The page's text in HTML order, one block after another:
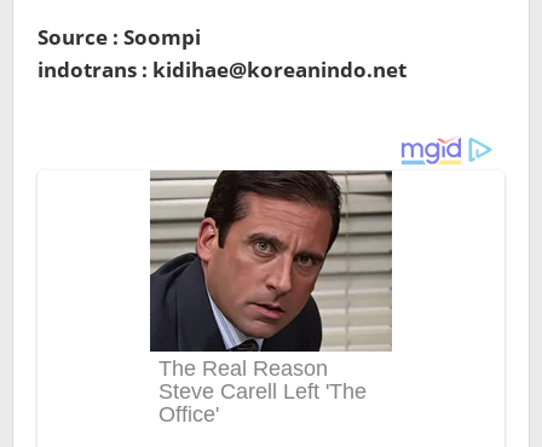
Source : Soompi
indotrans : kidihae@koreanindo.net